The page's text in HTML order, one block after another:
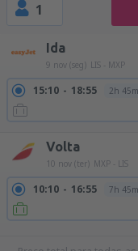
1
Ida
9 nov (seg) LIS - MXP
15:10 18:55 2h
Volta
10 nov (ter) MXP - LIS
10:10 16:55 7h